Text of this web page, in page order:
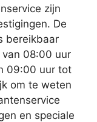
zijn
De
bereikbaar
08:00 uur
09:00 uur tot
om te weten
en speciale